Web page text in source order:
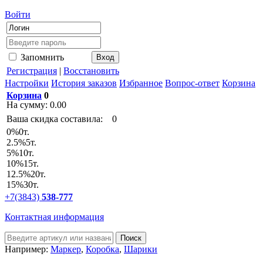
Войти
Запомнить
Регистрация | Восстановить
Настройки История заказов Избранное Вопрос-ответ Корзина
Корзина 0
На сумму: 0.00
Ваша скидка составила:
0
0%0т.
2.5%5т.
5%10т.
10%15т.
12.5%20т.
15%30т.
+7(3843) 538-777
Контактная информация
Например: Маркер, Коробка, Шарики